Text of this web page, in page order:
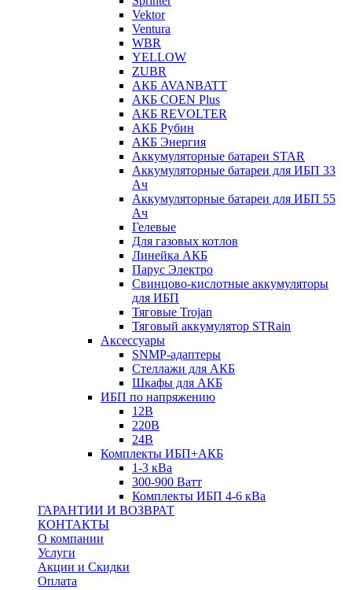
Vektor
Ventura
WBR
YELLOW
ZUBR
АКБ AVANBATT
АКБ COEN Plus
АКБ REVOLTER
АКБ Рубин
АКБ Энергия
Аккумуляторные батареи STAR
Аккумуляторные батареи для ИБП 33
Ач
Аккумуляторные батареи для ИБП 55
Ач
Гелевые
Для газовых котлов
Линейка АКБ
Парус Электро
Свинцово-кислотные аккумуляторы
для ИБП
Тяговые Trojan
Тяговый аккумулятор STRain
Аксессуары
SNMP-адаптеры
Стеллажи для АКБ
Шкафы для АКБ
ИБП по напряжению
12В
220В
24В
Комплекты ИБП+АКБ
1-3 кВа
300-900 Ватт
Комплекты ИБП 4-6 кВа
ГАРАНТИИ И ВОЗВРАТ
КОНТАКТЫ
О компании
Услуги
Акции и Скидки
Оплата